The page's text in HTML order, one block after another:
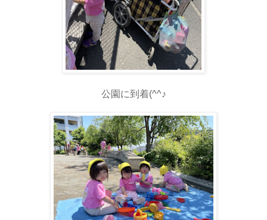
公園に到着(^^♪